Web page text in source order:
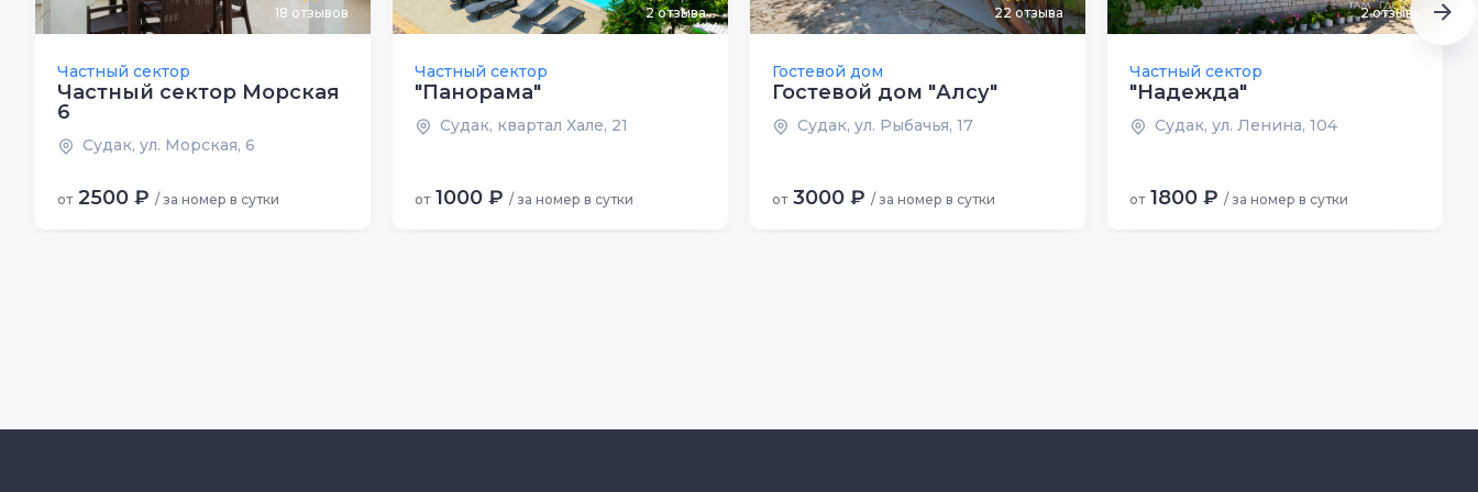
18 отзывов
Частный сектор
Частный сектор Морская
6
Судак, ул. Морская, 6
от 2500 ₽ / за номер в сутки
2отзыва
Частный сектор
"Панорама"
Судак, квартал Хале, 21
от 1000 ₽ / за номер в сутки
22отзыва
Гостевой дом
Гостевой дом "Алсу"
Судак, ул. Рыбачья, 17
от 3000 ₽ / за номер в сутки
2отзыва
Частный сектор
"Надежда"
Судак, ул. Ленина, 104
от 1800 ₽ / за номер в сутки